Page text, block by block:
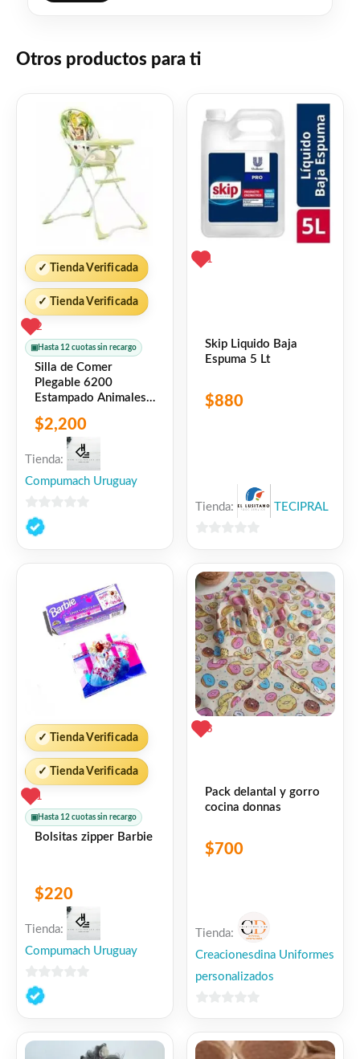
Otros productos para ti
✓ Tienda Verificada
✓ Tienda Verificada
2
▣ Hasta 12 cuotas sin recargo
Silla de Comer
Plegable 6200
Estampado Animales
$2,200
Tienda:
Compumach Uruguay
0
de
1
Skip Liquido Baja
Espuma 5 Lt
$880
Tienda: TECIPRAL
5
✓ Tienda Verificada
✓ Tienda Verificada
1
▣ Hasta 12 cuotas sin recargo
Bolsitas zipper Barbie
$220
Tienda:
Compumach Uruguay
0
de
3
Pack delantal y gorro
cocina donnas
$700
Tienda:
Creacionesdina Uniformes
personalizados
5